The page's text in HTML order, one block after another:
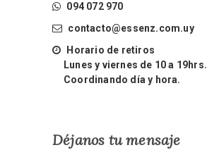
094 072 970
contacto@essenz.com.uy
Horario de retiros
Lunes y viernes de 10 a 19hrs.
Coordinando día y hora.
Déjanos tu mensaje